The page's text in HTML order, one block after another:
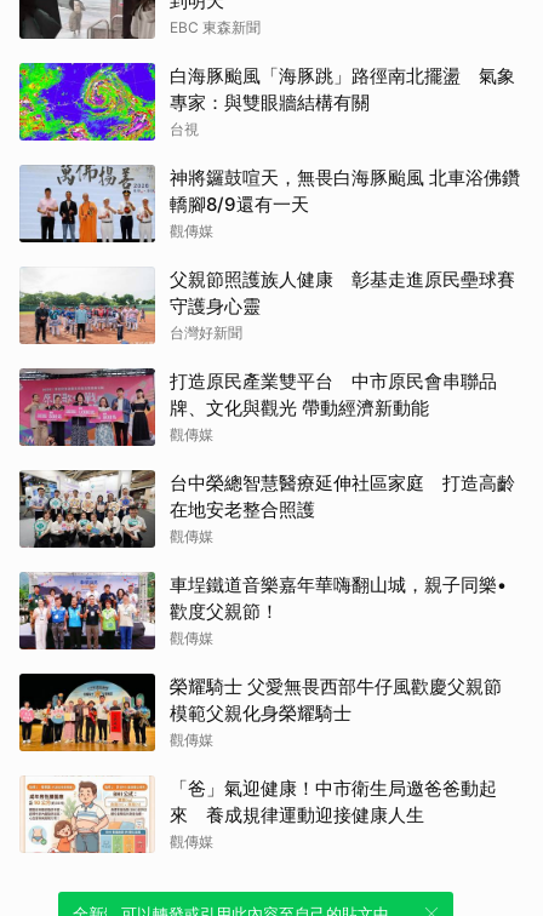
EBC 東森新聞
白海豚颱風「海豚跳」路徑南北擺盪 氣象
專家：與雙眼牆結構有關
台視
神將鑼鼓喧天，無畏白海豚颱風 北車浴佛鑽
轎腳8/9還有一天
觀傳媒
父親節照護族人健康 彰基走進原民壘球賽
守護身心靈
台灣好新聞
打造原民產業雙平台 中市原民會串聯品
牌、文化與觀光 帶動經濟新動能
觀傳媒
台中榮總智慧醫療延伸社區家庭 打造高齡
在地安老整合照護
觀傳媒
車埕鐵道音樂嘉年華嗨翻山城，親子同樂•
歡度父親節！
觀傳媒
榮耀騎士 父愛無畏西部牛仔風歡慶父親節
模範父親化身榮耀騎士
觀傳媒
「爸」氣迎健康！中市衛生局邀爸爸動起
來 養成規律運動迎接健康人生
觀傳媒